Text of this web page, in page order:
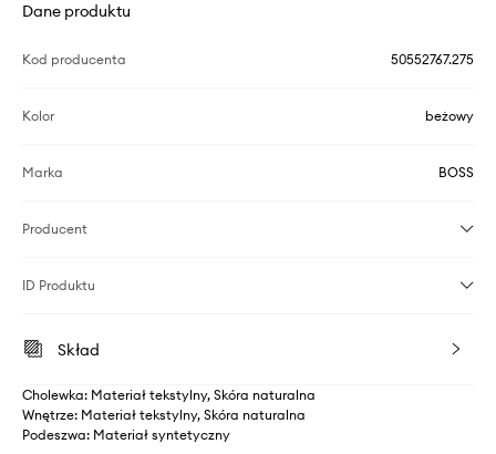
Dane produktu
Kod producenta 50552767.275
Kolor beżowy
Marka BOSS
Producent
ID Produktu
Skład
Cholewka: Materiał tekstylny, Skóra naturalna
Wnętrze: Materiał tekstylny, Skóra naturalna
Podeszwa: Materiał syntetyczny